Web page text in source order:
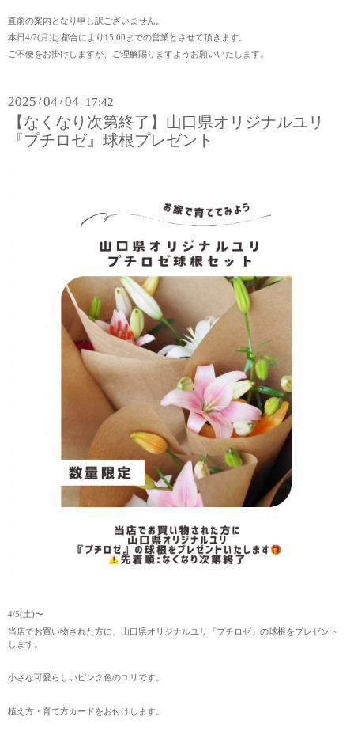
直前の案内となり申し訳ございません。
本日4/7(月)は都合により15:00までの営業とさせて頂きます。
ご不便をお掛けしますが、ご理解賜りますようお願いいたします。
2025 /04 /04 17:42
【なくなり次第終了】山口県オリジナルユリ
『プチロゼ』球根プレゼント
4/5(土)〜
当店でお買い物された方に、山口県オリジナルユリ『プチロゼ』の球根をプレゼント
します。
小さな可愛らしいピンク色のユリです。
植え方・育て方カードをお付けします。